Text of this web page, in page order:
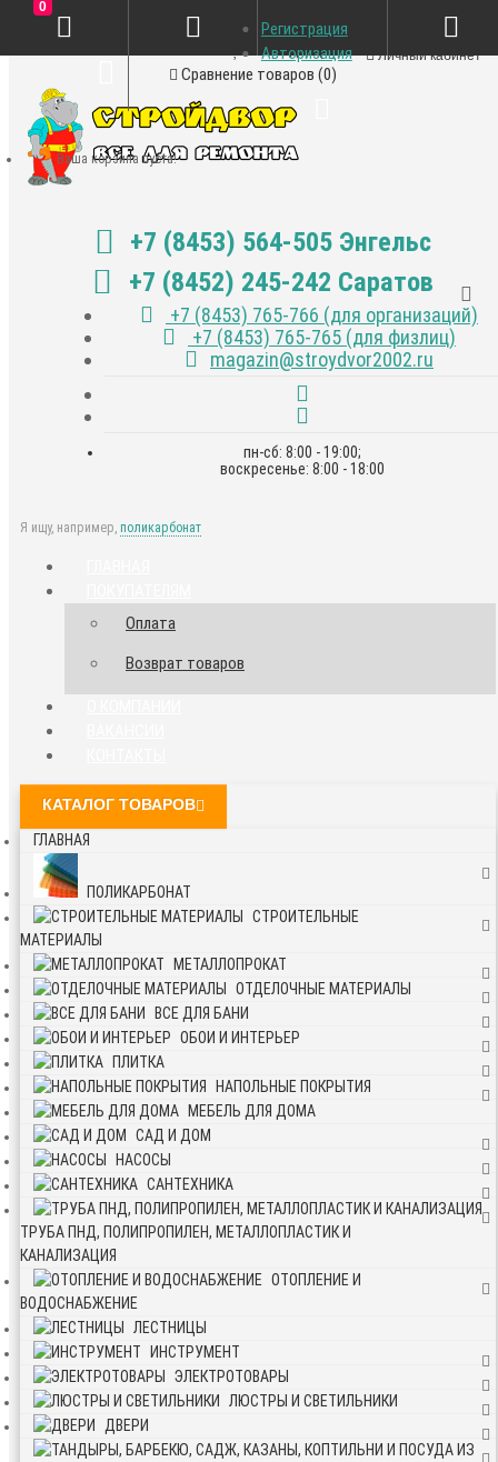
Личный кабинет
Закладки (0)
Сравнение товаров (0)
+7 (8453) 564-505 Энгельс
+7 (8452) 245-242 Саратов
+7 (8453) 765-766 (для организаций)
+7 (8453) 765-765 (для физлиц)
magazin@stroydvor2002.ru
пн-сб: 8:00 - 19:00;
воскресенье: 8:00 - 18:00
Я ищу, например, поликарбонат
Регистрация
Авторизация
0
Ваша корзина пуста!
Оплата
Возврат товаров
КАТАЛОГ ТОВАРОВ
ГЛАВНАЯ
ПОЛИКАРБОНАТ
СТРОИТЕЛЬНЫЕ
МАТЕРИАЛЫ
МЕТАЛЛОПРОКАТ
ОТДЕЛОЧНЫЕ МАТЕРИАЛЫ
ВСЕ ДЛЯ БАНИ
ОБОИ И ИНТЕРЬЕР
ПЛИТКА
НАПОЛЬНЫЕ ПОКРЫТИЯ
МЕБЕЛЬ ДЛЯ ДОМА
САД И ДОМ
НАСОСЫ
САНТЕХНИКА
ТРУБА ПНД, ПОЛИПРОПИЛЕН, МЕТАЛЛОПЛАСТИК И
КАНАЛИЗАЦИЯ
ОТОПЛЕНИЕ И
ВОДОСНАБЖЕНИЕ
ЛЕСТНИЦЫ
ИНСТРУМЕНТ
ЭЛЕКТРОТОВАРЫ
ЛЮСТРЫ И СВЕТИЛЬНИКИ
ДВЕРИ